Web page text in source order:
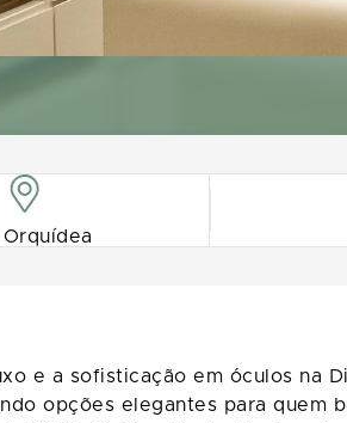
Orquídea
e a sofisticação em óculos na
opções elegantes para quem